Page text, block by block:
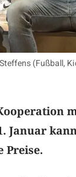
(Fußball,
Januar
Preise.